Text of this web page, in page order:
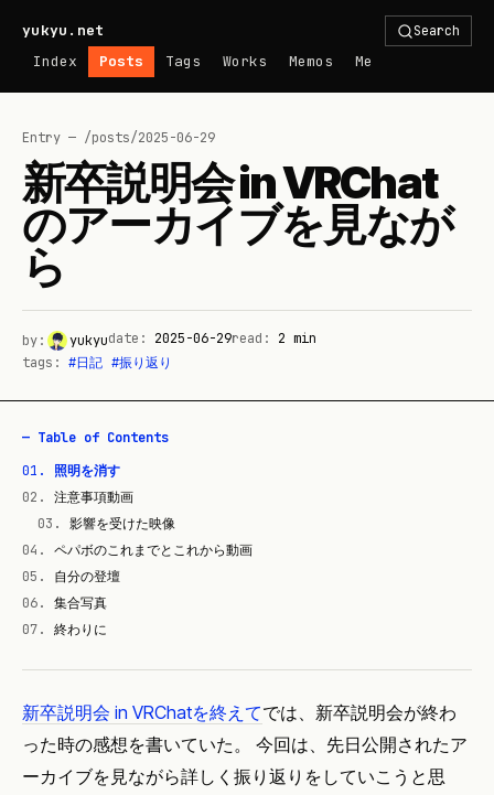
yukyu.net Search
Index Posts Tags Works Memos Me
Entry — /posts/2025-06-29
新卒説明会 in VRChat
のアーカイブを見なが
ら
by: yukyudate: 2025-06-29read: 2 min
tags: #日記 #振り返り
— Table of Contents
01 .
照明を消す
02 .
注意事項動画
03 .
影響を受けた映像
04 .
ペパボのこれまでとこれから動画
05 .
自分の登壇
06.
集合写真
07. 終わりに
新卒説明会 in VRChatを終えてでは、新卒説明会が終わ
った時の感想を書いていた。 今回は、先日公開されたア
ーカイブを見ながら詳しく振り返りをしていこうと思